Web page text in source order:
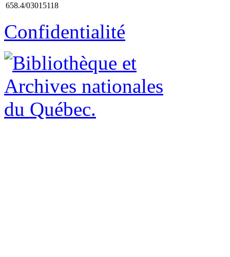
658.4/03015118
Confidentialité